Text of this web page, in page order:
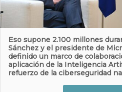
Eso supone 2.100 millones
Sánchez y el presidente de
definido un marco de
aplicación de la Inteligencia
refuerzo de la ciberseguridad